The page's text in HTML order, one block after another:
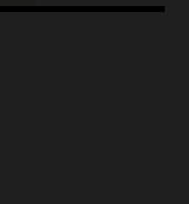
un muerto
a
familia